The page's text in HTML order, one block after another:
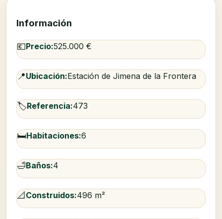
Información
💶Precio:525.000 €
📍Ubicación:Estación de Jimena de la Frontera
🏷️Referencia:473
🛏️Habitaciones:6
🛁Baños:4
📐Construidos:496 m²